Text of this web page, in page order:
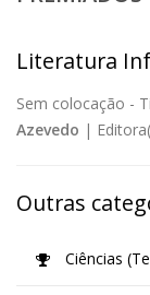
Literatura
Sem colocação -
Azevedo |
Outras
Ciências